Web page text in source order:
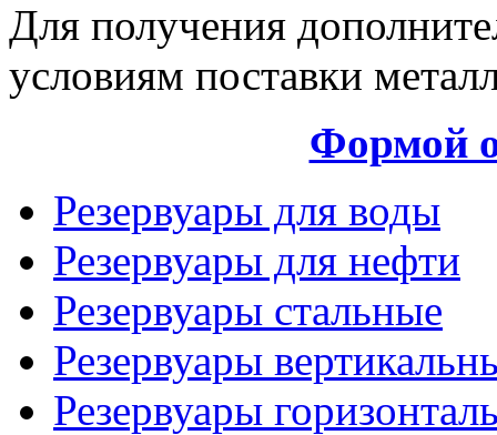
Для получения
условиям поставки
Формой
Резервуары для воды
Резервуары для нефти
Резервуары стальные
Резервуары
Резервуары